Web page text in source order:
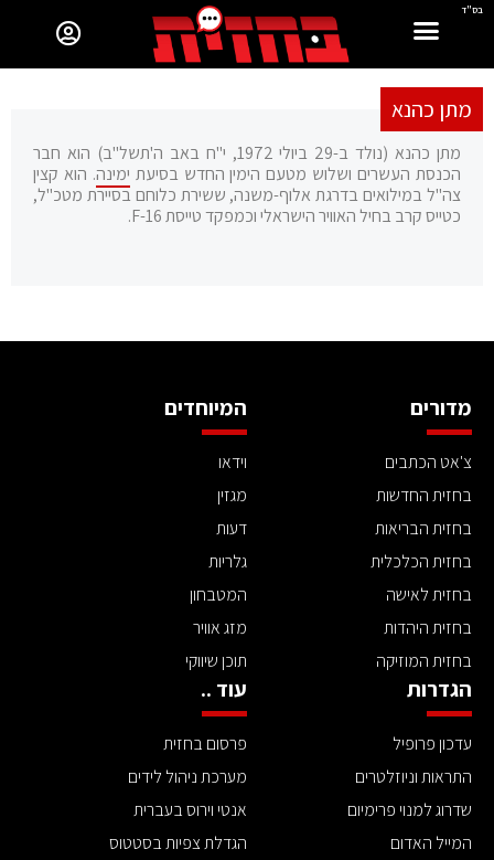
בס"ד
מתן כהנא
מתן כהנא (נולד ב-29 ביולי 1972, י"ח באב ה'תשל"ב) הוא חבר
הכנסת העשרים ושלוש מטעם הימין החדש בסיעת ימינה. הוא קצין
צה"ל במילואים בדרגת אלוף-משנה, ששירת כלוחם בסיירת מטכ"ל,
כטייס קרב בחיל האוויר הישראלי וכמפקד טייסת F-16.
מדורים
צ'אט הכתבים
בחזית החדשות
בחזית הבריאות
בחזית הכלכלית
בחזית לאישה
בחזית היהדות
בחזית המוזיקה
המיוחדים
וידאו
מגזין
דעות
גלריות
המטבחון
מזג אוויר
תוכן שיווקי
הגדרות
עדכון פרופיל
התראות וניוזלטרים
שדרוג למנוי פרימיום
המייל האדום
עוד ..
פרסום בחזית
מערכת ניהול לידים
אנטי וירוס בעברית
הגדלת צפיות בסטטוס